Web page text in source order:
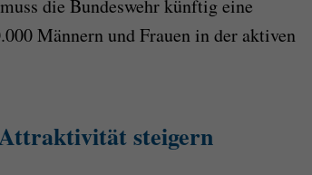
die Bundeswehr künftig eine
Männern und Frauen in der aktiven
steigern